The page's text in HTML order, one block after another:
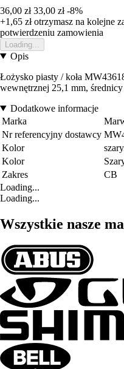
36,00 zł 33,00 zł -8%
+1,65 złotrzymasz na kolejne
potwierdzeniu zamowienia
Loading...
Opis
Łożysko piasty / koła
wewnętrznej 25,1 mm,
Dodatkowe informacje
Marka
Nr referencyjny dostawcy
Kolor
Kolor
Zakres
CB
Loading...
Loading...
Wszystkie nasze